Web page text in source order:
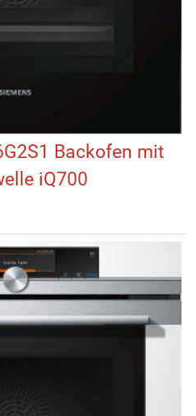
Backofen mit
iQ700